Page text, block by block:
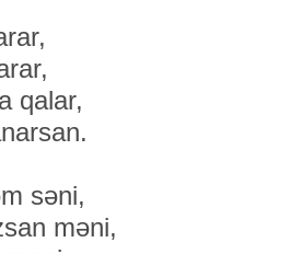
qalar,
səni,
məni,